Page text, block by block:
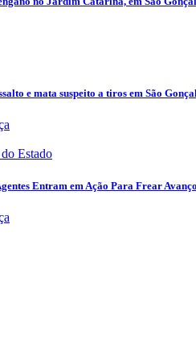
e mata suspeito a tiros em São
Entram em Ação Para Frear